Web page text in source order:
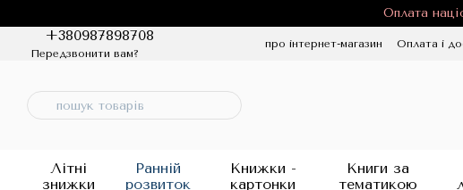
Оплата
+380987898708
Передзвонити вам?
про інтернет-магазин Оплата і
Літні
знижки
Ранній
розвиток
Книжки -
картонки
Книги за
тематикою